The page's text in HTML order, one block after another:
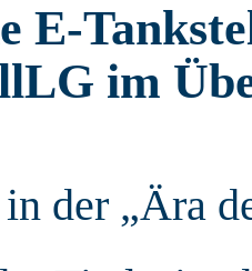
E-
im
der „Ära